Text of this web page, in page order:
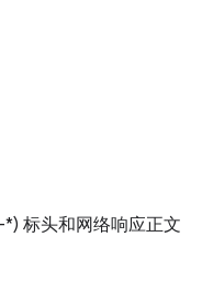
标头和网络响应正文